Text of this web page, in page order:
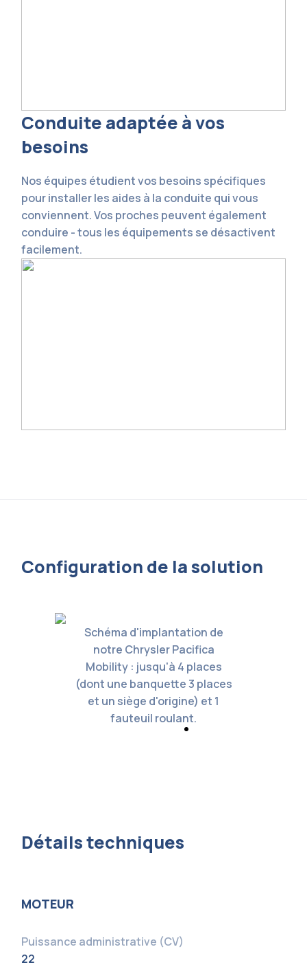
Conduite adaptée à vos
besoins
Nos équipes étudient vos besoins spécifiques
pour installer les aides à la conduite qui vous
conviennent. Vos proches peuvent également
conduire - tous les équipements se désactivent
facilement.
Configuration de la solution
Schéma d'implantation de
notre Chrysler Pacifica
Mobility : jusqu'à 4 places
(dont une banquette 3 places
et un siège d'origine) et 1
fauteuil roulant.
Détails techniques
MOTEUR
Puissance administrative (CV)
22